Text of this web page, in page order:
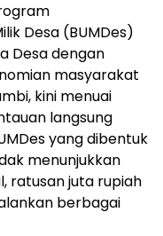
Desa (BUMDes)
Desa dengan
masyarakat
kini menuai
langsung
yang dibentuk
menunjukkan
ratusan juta rupiah
berbagai